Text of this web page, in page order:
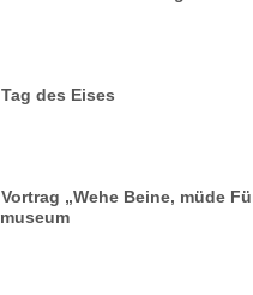
des Eises
„Wehe Beine, müde